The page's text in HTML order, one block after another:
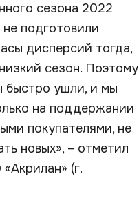
сезона 2022
подготовили
дисперсий тогда,
сезон. Поэтому
быстро ушли, и мы
на поддержании
покупателями, не
новых», – отметил
(г.